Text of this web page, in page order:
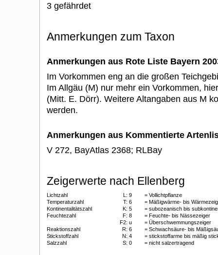
3 gefährdet
Anmerkungen zum Taxon
Anmerkungen aus Rote Liste Bayern
Im Vorkommen eng an die großen
Im Allgäu (M) nur mehr ein Vorkommen,
(Mitt. E. Dörr). Weitere Altangaben aus M
werden.
Anmerkungen aus Kommentierte
V 272, BayAtlas 2368; RLBay
Zeigerwerte nach Ellenberg
Lichtzahl L: 9
= Vollichtpflanze
Temperaturzahl
T: 6
= Mäßigwärme- bis
Kontinentalitätszahl
K: 5
= subozeanisch bis
Feuchtezahl
F: 8
= Feuchte- bis Nässezeiger
F2: u
= Überschwemmungszeiger
Reaktionszahl
R: 6
= Schwachsäure- bis
Stickstoffzahl
N: 4
= stickstoffarme bis mäßig
Salzzahl
S: 0 = nicht salzertragend